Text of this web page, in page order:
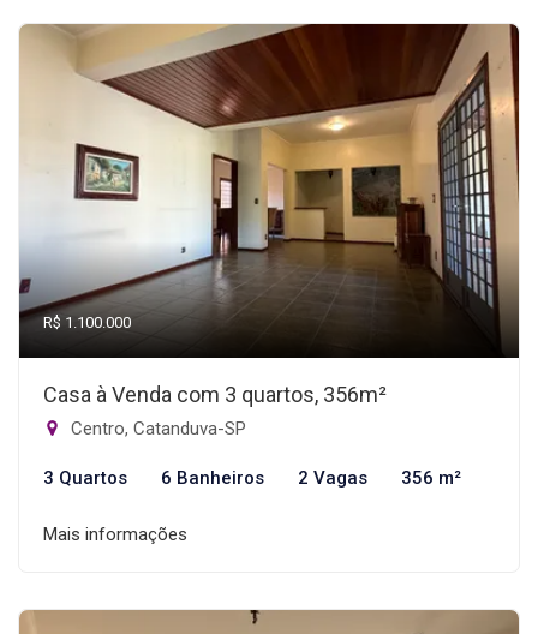
R$ 1.100.000
Casa à Venda com 3 quartos, 356m²
Centro, Catanduva-SP
3 Quartos 6 Banheiros 2 Vagas 356 m²
Mais informações